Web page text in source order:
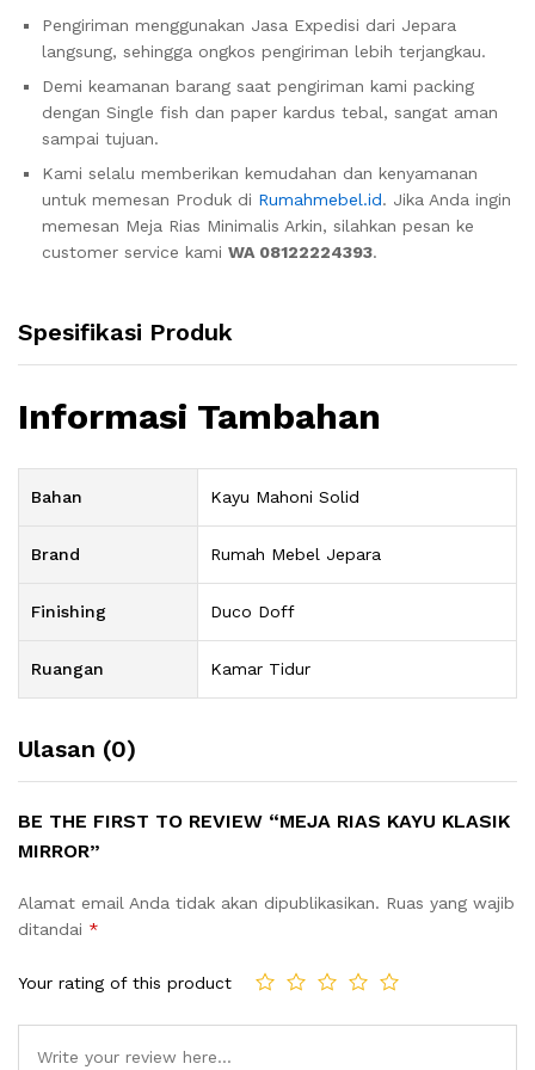
Pengiriman menggunakan Jasa Expedisi dari Jepara
langsung, sehingga ongkos pengiriman lebih terjangkau.
Demi keamanan barang saat pengiriman kami packing
dengan Single fish dan paper kardus tebal, sangat aman
sampai tujuan.
Kami selalu memberikan kemudahan dan kenyamanan
untuk memesan Produk di Rumahmebel.id. Jika Anda ingin
memesan Meja Rias Minimalis Arkin, silahkan pesan ke
customer service kami WA 08122224393.
Spesifikasi Produk
Informasi Tambahan
Bahan Kayu Mahoni Solid
Brand Rumah Mebel Jepara
Finishing Duco Doff
Ruangan Kamar Tidur
Ulasan (0)
BE THE FIRST TO REVIEW “MEJA RIAS KAYU KLASIK
MIRROR”
Alamat email Anda tidak akan dipublikasikan. Ruas yang wajib
ditandai *
Your rating of this product